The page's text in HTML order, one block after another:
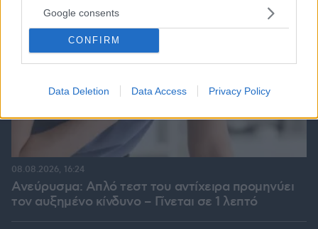
Google consents
CONFIRM
Data Deletion Data Access Privacy Policy
Ανεύρυσμα: Απλό τεστ του αντίχειρα προμηνύει
τον αυξημένο κίνδυνο – Γίνεται σε 1 λεπτό
08.08.2026, 16:24